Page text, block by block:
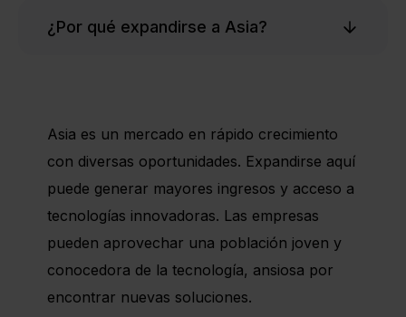
¿Por qué expandirse a Asia?
Asia es un mercado en rápido crecimiento
con diversas oportunidades. Expandirse aquí
puede generar mayores ingresos y acceso a
tecnologías innovadoras. Las empresas
pueden aprovechar una población joven y
conocedora de la tecnología, ansiosa por
encontrar nuevas soluciones.